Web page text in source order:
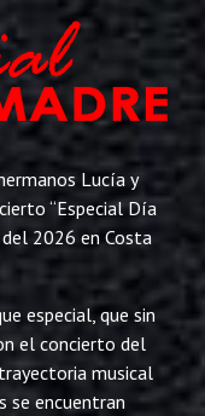
Lucía y
“Especial Día
2026 en Costa
especial, que sin
el concierto del
musical
se encuentran